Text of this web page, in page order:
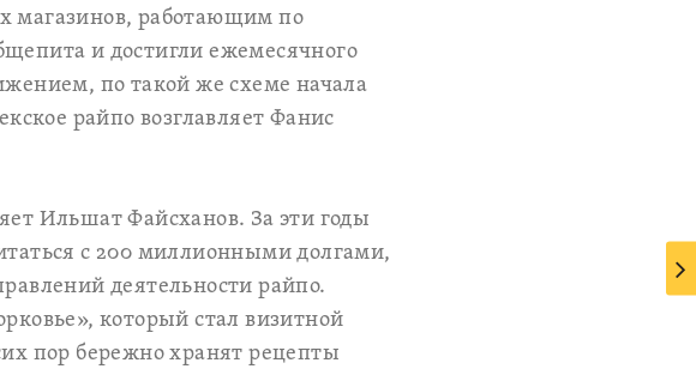
магазинов, работающим по
и достигли ежемесячного
по такой же схеме начала
райпо возглавляет Фанис
Ильшат Файсханов. За эти годы
с 200 миллионными долгами,
деятельности райпо.
который стал визитной
пор бережно хранят рецепты